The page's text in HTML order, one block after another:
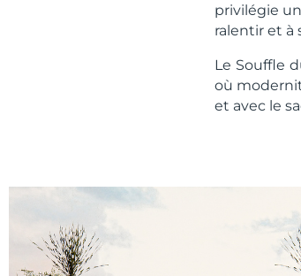
privilégie
ralentir et à
Le Souffle
où
et avec le